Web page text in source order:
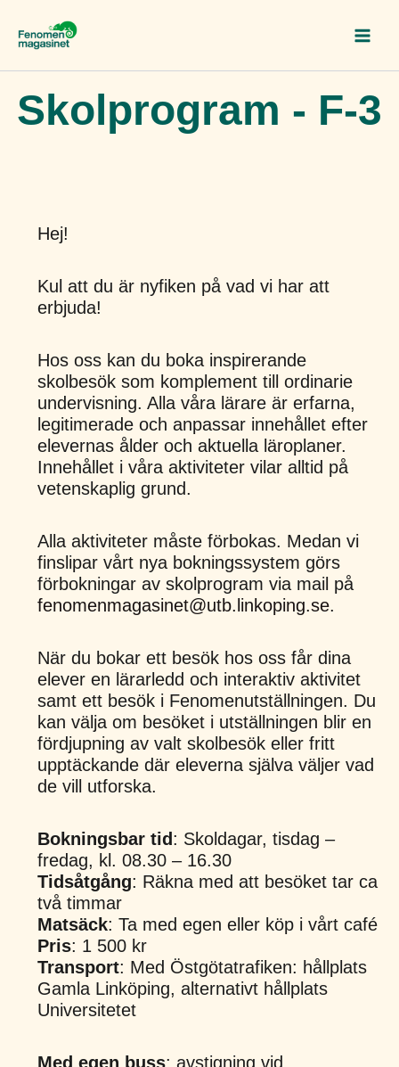
innehåll
Skolprogram - F-3
Hej!
Kul att du är nyfiken på vad vi har att
erbjuda!
Hos oss kan du boka inspirerande
skolbesök som komplement till ordinarie
undervisning. Alla våra lärare är erfarna,
legitimerade och anpassar innehållet efter
elevernas ålder och aktuella läroplaner.
Innehållet i våra aktiviteter vilar alltid på
vetenskaplig grund.
Alla aktiviteter måste förbokas. Medan vi
finslipar vårt nya bokningssystem görs
förbokningar av skolprogram via mail på
fenomenmagasinet@utb.linkoping.se.
När du bokar ett besök hos oss får dina
elever en lärarledd och interaktiv aktivitet
samt ett besök i Fenomenutställningen. Du
kan välja om besöket i utställningen blir en
fördjupning av valt skolbesök eller fritt
upptäckande där eleverna själva väljer vad
de vill utforska.
Bokningsbar tid : Skoldagar, tisdag –
fredag, kl. 08.30 – 16.30
Tidsåtgång: Räkna med att besöket tar ca
två timmar
Matsäck: Ta med egen eller köp i vårt café
Pris: 1 500 kr
Transport: Med Östgötatrafiken: hållplats
Gamla Linköping, alternativt hållplats
Universitetet
Med egen buss: avstigning vid